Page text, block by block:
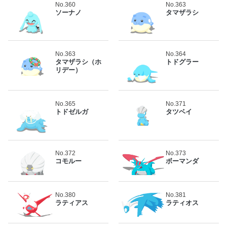
No.360
ソーナノ
No.363
タマザラシ
No.363
タマザラシ（ホ
リデー）
No.364
トドグラー
No.365
トドゼルガ
No.371
タツベイ
No.372
コモルー
No.373
ボーマンダ
No.380
ラティアス
No.381
ラティオス